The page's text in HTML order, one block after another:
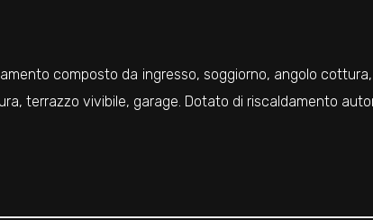
composto da ingresso, soggiorno, angolo
terrazzo vivibile, garage. Dotato di riscaldamento